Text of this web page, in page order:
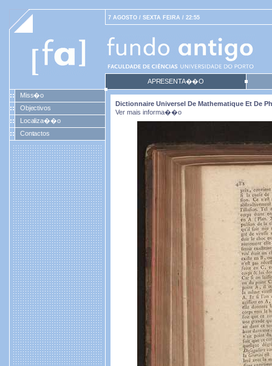
7 AGOSTO / SEXTA FEIRA / 22:55
APRESENTA��O
Miss�o
Objectivos
Localiza��o
Contactos
Dictionnaire Universel De Mathematique Et De
Ver mais informa��o